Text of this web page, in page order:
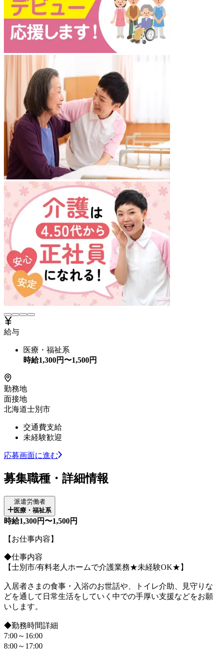
給与
医療・福祉系
時給1,300円〜1,500円
勤務地
面接地
北海道士別市
交通費支給
未経験歓迎
応募画面に進む
募集職種・詳細情報
派遣労働者
医療・福祉系
時給1,300円〜1,500円
【お仕事内容】
◆仕事内容
【士別市/有料老人ホームで介護業務★未経験OK★】
入居者さまの食事・入浴のお世話や、トイレ介助、見守りな
どを通して日常生活をしていく中での手厚い支援などをお願
いします。
◆勤務時間詳細
7:00～16:00
8:00～17:00